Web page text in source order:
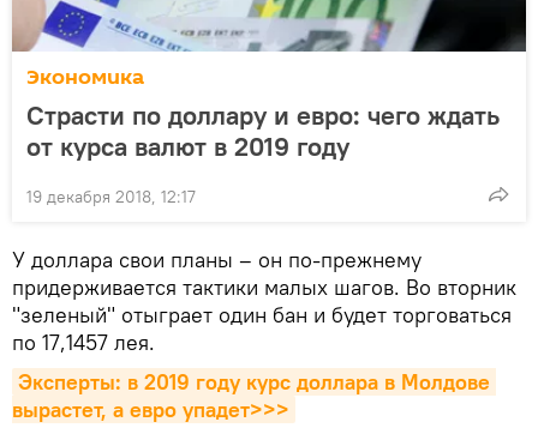
Экономика
Страсти по доллару и евро: чего ждать
от курса валют в 2019 году
19 декабря 2018, 12:17
У доллара свои планы – он по-прежнему
придерживается тактики малых шагов. Во вторник
"зеленый" отыграет один бан и будет торговаться
по 17,1457 лея.
Эксперты: в 2019 году курс доллара в Молдове
вырастет, а евро упадет>>>